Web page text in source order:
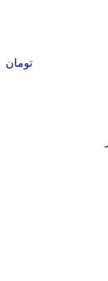
تومان